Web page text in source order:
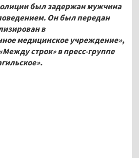
был задержан мужчина
Он был передан
в
медицинское учреждение»,
строк» в пресс-группе